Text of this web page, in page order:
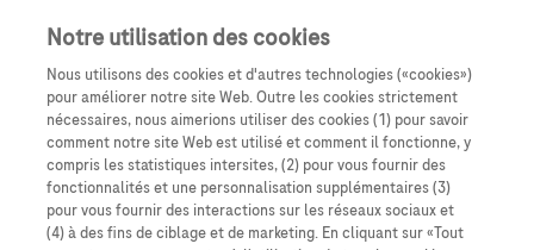
Notre utilisation des cookies
Nous utilisons des cookies et d'autres technologies («cookies»)
pour améliorer notre site Web. Outre les cookies strictement
nécessaires, nous aimerions utiliser des cookies (1) pour savoir
comment notre site Web est utilisé et comment il fonctionne, y
compris les statistiques intersites, (2) pour vous fournir des
fonctionnalités et une personnalisation supplémentaires (3)
pour vous fournir des interactions sur les réseaux sociaux et
(4) à des fins de ciblage et de marketing. En cliquant sur «Tout